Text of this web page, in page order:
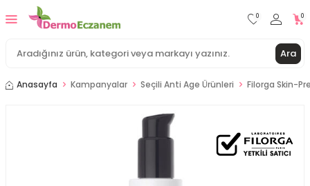
Ara
0 0
Anasayfa Kampanyalar Seçili Anti Age Ürünleri Filorga Skin-